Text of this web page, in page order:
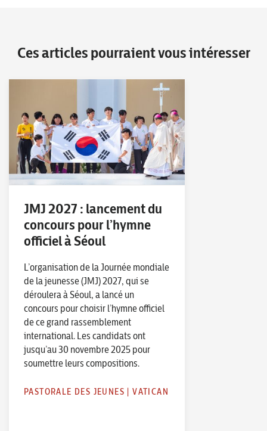
Ces articles pourraient vous intéresser
JMJ 2027 : lancement du
concours pour l’hymne
officiel à Séoul
L’organisation de la Journée mondiale
de la jeunesse (JMJ) 2027, qui se
déroulera à Séoul, a lancé un
concours pour choisir l’hymne officiel
de ce grand rassemblement
international. Les candidats ont
jusqu’au 30 novembre 2025 pour
soumettre leurs compositions.
PASTORALE DES JEUNES |VATICAN